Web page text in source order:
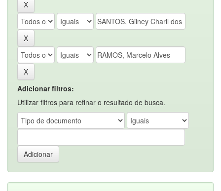
Adicionar filtros:
Utilizar filtros para refinar o resultado de busca.